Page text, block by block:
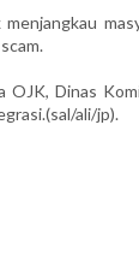
Dinas
ali/jp).